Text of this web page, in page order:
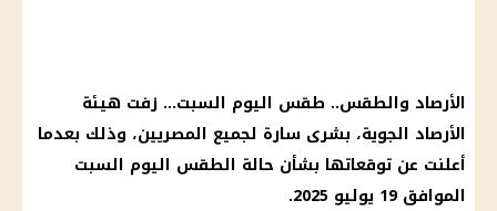
الأرصاد والطقس.. طقس اليوم السبت… زفت هيئة
الأرصاد الجوية، بشرى سارة لجميع المصريين، وذلك بعدما
أعلنت عن توقعاتها بشأن حالة الطقس اليوم السبت
الموافق 19 يوليو 2025.